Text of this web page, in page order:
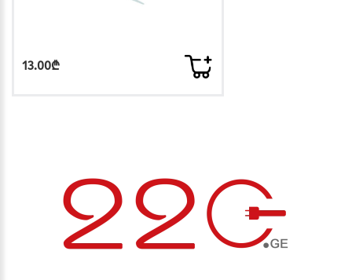
13.00₾